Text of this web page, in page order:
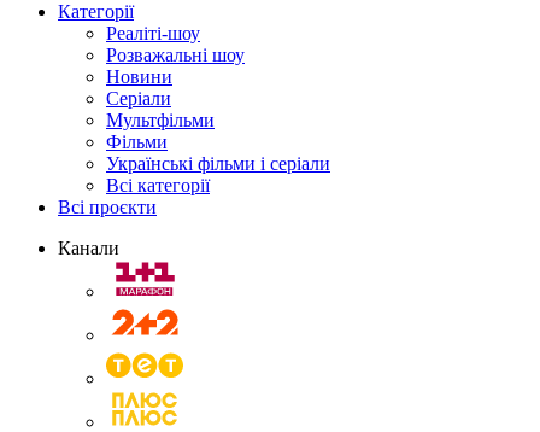
Категорії
Реаліті-шоу
Розважальні шоу
Новини
Серіали
Мультфільми
Фільми
Українські фільми і серіали
Всі категорії
Всі проєкти
Канали